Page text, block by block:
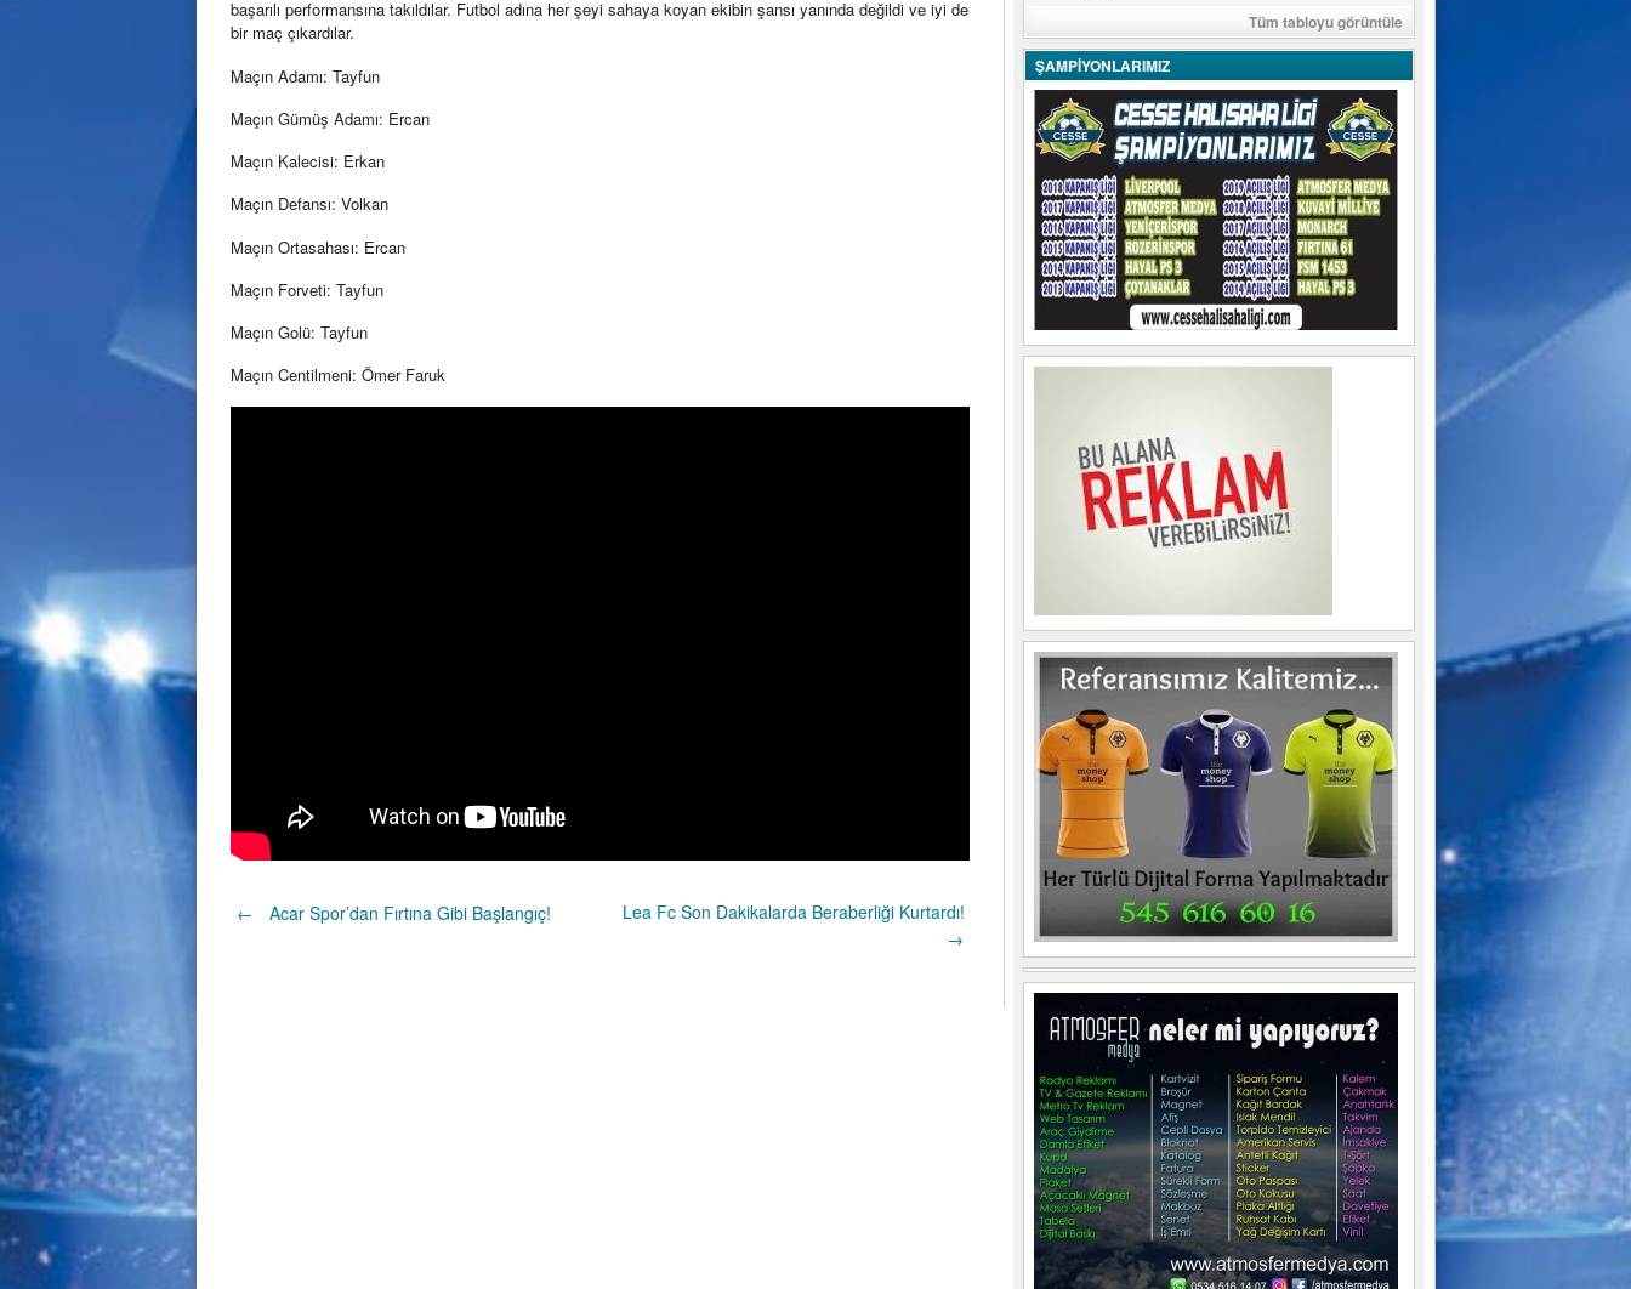
başarılı performansına takıldılar. Futbol adına her şeyi sahaya koyan ekibin şansı yanında değildi ve iyi de
bir maç çıkardılar.
Maçın Adamı: Tayfun
Maçın Gümüş Adamı: Ercan
Maçın Kalecisi: Erkan
Maçın Defansı: Volkan
Maçın Ortasahası: Ercan
Maçın Forveti: Tayfun
Maçın Golü: Tayfun
Maçın Centilmeni: Ömer Faruk
Post
← Acar Spor’dan Fırtına Gibi Başlangıç!
Lea Fc Son Dakikalarda Beraberliği Kurtardı!
→
Tüm tabloyu görüntüle
ŞAMPİYONLARIMIZ